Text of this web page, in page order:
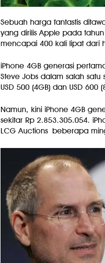
Sebuah harga fantastis
yang dirilis Apple pada
mencapai 400 kali lipat dari
iPhone 4GB generasi
Steve Jobs dalam salah
USD 500 (4GB) dan USD 600
Namun, kini iPhone 4GB
sekitar Rp 2.853.305.054.
LCG Auctionsbeberapa